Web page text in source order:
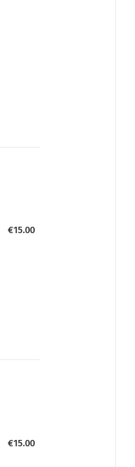
€15.00
€15.00